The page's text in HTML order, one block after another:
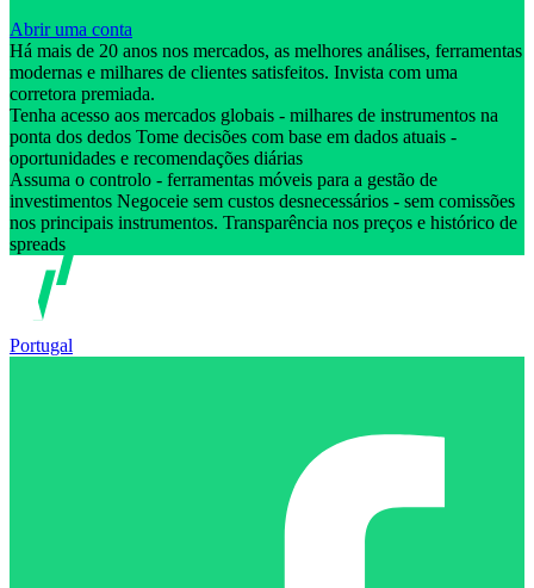
Abrir uma conta
Há mais de 20 anos nos mercados, as melhores análises, ferramentas
modernas e milhares de clientes satisfeitos. Invista com uma
corretora premiada.
Tenha acesso aos mercados globais - milhares de instrumentos na
ponta dos dedos Tome decisões com base em dados atuais -
oportunidades e recomendações diárias
Assuma o controlo - ferramentas móveis para a gestão de
investimentos Negoceie sem custos desnecessários - sem comissões
nos principais instrumentos. Transparência nos preços e histórico de
spreads
Portugal